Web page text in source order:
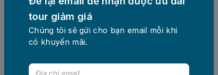
9 ngày 8 đêmPhương tiện
tour giảm giá
Chúng tôi sẽ gửi cho bạn email mỗi khi
có khuyến mãi.